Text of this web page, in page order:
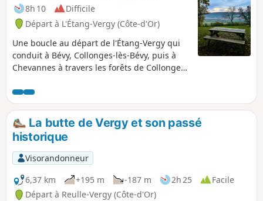
8h 10
Difficile
Départ à L'Étang-Vergy (Côte-d'Or)
Une boucle au départ de l'Étang-Vergy qui
conduit à Bévy, Collonges-lès-Bévy, puis à
Chevannes à travers les forêts de Collonges,
Meuilley et Messanges, avant de rejoindre
Curtil-Vergy. Au gré de cette balade entre
bois et vignes, des arbres remarquables, un
site mégalithique, une source renaissante,
les ruines d'une abbaye, sans oublier
lavoirs, moulins et vieilles pierres
réhabilitées.
La butte de Vergy et son passé
historique
Visorandonneur
6,37 km
+195 m -187 m 2h 25
Facile
Départ à Reulle-Vergy (Côte-d'Or)